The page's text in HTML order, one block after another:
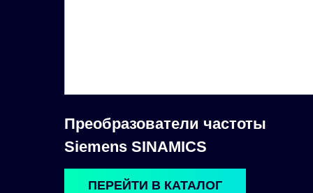
Преобразователи частоты
Siemens SINAMICS
ПЕРЕЙТИ В КАТАЛОГ